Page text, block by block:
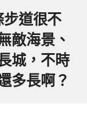
步道很不
敵海景、
城，不時
多長啊？